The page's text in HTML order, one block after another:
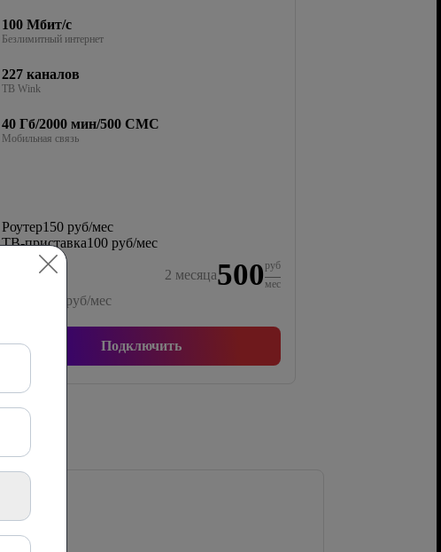
100 Мбит/с
Безлимитный интернет
227 каналов
ТВ Wink
40 Гб/2000 мин/500 СМС
Мобильная связь
Роутер150 руб/мес
ТВ-приставка100 руб/мес
Акция 2 месяца500 руб
мес
руб/мес
Подключить